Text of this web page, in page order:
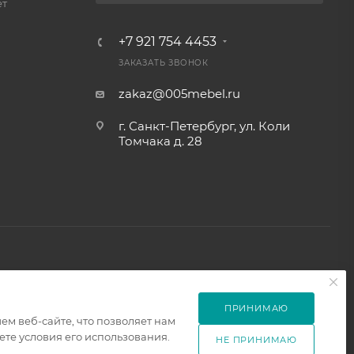
+7 921 754 4453
ЗАКАЗАТЬ ЗВОНОК
zakaz@005mebel.ru
г. Санкт-Петербург, ул. Коли
Томчака д. 28
веб-сайте, что позволяет нам
условия его использования.
ПРИНИМАЮ
НЕ ПРИНИМАЮ